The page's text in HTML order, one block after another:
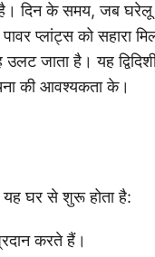
दिन के समय, जब घरेलू
प्लांट्स को सहारा
जाता है। यह
की आवश्यकता के।
घर से शुरू होता है:
करते हैं।